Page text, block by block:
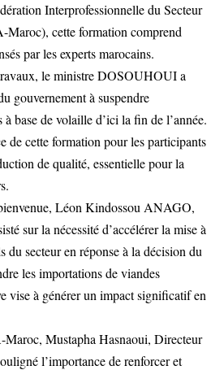
Interprofessionnelle du Secteur
cette formation comprend
par les experts marocains.
le ministre DOSOUHOUI a
gouvernement à suspendre
base de volaille d’ici la fin de l’année.
de cette formation pour les participants
de qualité, essentielle pour la
Léon Kindossou ANAGO,
sur la nécessité d’accélérer la mise à
du secteur en réponse à la décision du
les importations de viandes
vise à générer un impact significatif en
Maroc, Mustapha Hasnaoui, Directeur
l’importance de renforcer et